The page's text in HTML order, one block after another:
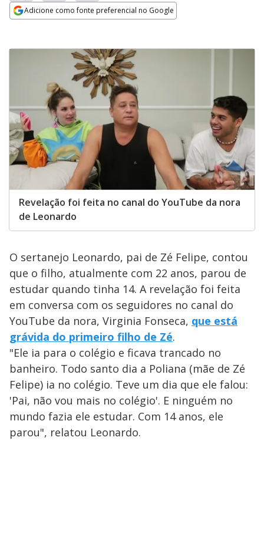
Adicione como fonte preferencial no Google
Revelação foi feita no canal do YouTube da nora
de Leonardo
O sertanejo Leonardo, pai de Zé Felipe, contou
que o filho, atualmente com 22 anos, parou de
estudar quando tinha 14. A revelação foi feita
em conversa com os seguidores no canal do
YouTube da nora, Virginia Fonseca, que está
grávida do primeiro filho de Zé.
"Ele ia para o colégio e ficava trancado no
banheiro. Todo santo dia a Poliana (mãe de Zé
Felipe) ia no colégio. Teve um dia que ele falou:
'Pai, não vou mais no colégio'. E ninguém no
mundo fazia ele estudar. Com 14 anos, ele
parou", relatou Leonardo.